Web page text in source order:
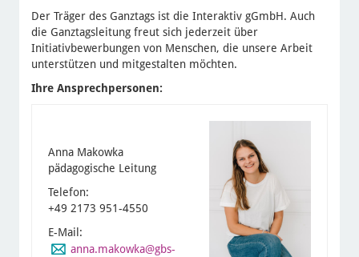
Der Träger des Ganztags ist die Interaktiv gGmbH. Auch
die Ganztagsleitung freut sich jederzeit über
Initiativbewerbungen von Menschen, die unsere Arbeit
unterstützen und mitgestalten möchten.
Ihre Ansprechpersonen:
Anna Makowka
pädagogische Leitung
Telefon:
+49 2173 951-4550
E-Mail:
anna.makowka@gbs-